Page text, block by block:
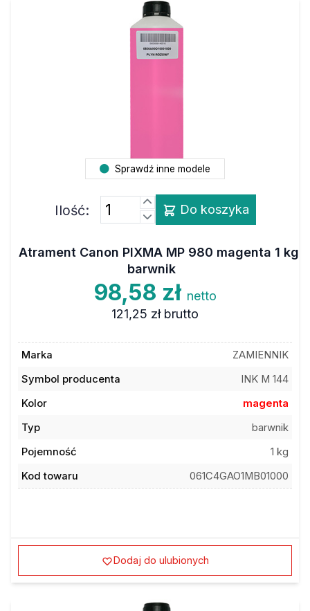
Sprawdź inne modele
Ilość: Do koszyka
Atrament Canon PIXMA MP 980 magenta 1 kg
barwnik
98,58 zł netto
121,25 zł brutto
Marka
ZAMIENNIK
Symbol producenta
INK M 144
Kolor
magenta
Typ
barwnik
Pojemność
1 kg
Kod towaru
061C4GAO1MB01000
Dodaj do ulubionych